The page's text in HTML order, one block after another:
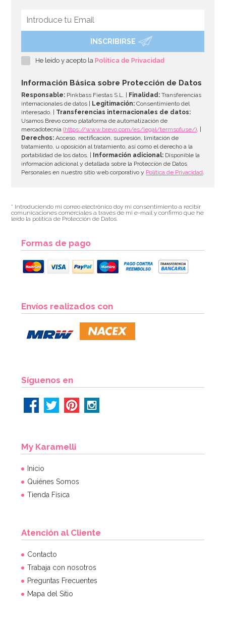
INSCRIBIRSE
He leído y acepto laPolítica de Privacidad
Información Básica sobre Protección de Datos
Responsable: Pinkbass Fiestas S.L. | Finalidad: Transferencias
internacionales de datos |
Legitimación: Consentimiento del
interesado. | Transferencias internacionales de datos:
Usamos Brevo como plataforma de automatización de
mercadotecnia(https://www.brevo.com/es/legal/termsofuse/). |
Derechos: Acceso, rectificación, supresión, limitación de
tratamiento, u oposición al tratamiento, así como el derecho a la
portabilidad de los datos. |
Información adicional: Disponible la
información adicional y detallada sobre la Protección de Datos
Personales en nuestro sitio web corporativo y Política de Privacidad.
* Introduciendo mi correo electrónico doy mi consentimiento a recibir
comunicaciones comerciales a través de mi e-mail y confirmo que he
leído la política de Protección de Datos.
Formas de pago
Envíos realizados con
Síguenos en
My Karamelli
Inicio
Quiénes Somos
Tienda Física
Atención al Cliente
Contacto
Trabaja con nosotros
Preguntas Frecuentes
Mapa del Sitio